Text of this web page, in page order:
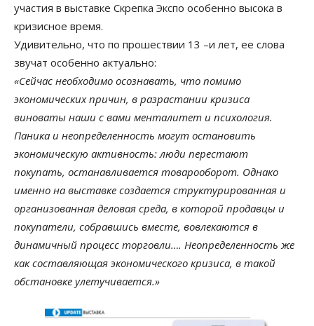
участия в выставке Скрепка Экспо особенно высока в
кризисное время.
Удивительно, что по прошествии 13 –и лет, ее cлова
звучат особенно актуально:
«Сейчас необходимо осознавать, что помимо
экономических причин, в разрастании кризиса
виноваты наши с вами менталитет и психология.
Паника и неопределенность могут остановить
экономическую активность: люди перестают
покупать, останавливается товарооборот. Однако
именно на выставке создается структурированная и
организованная деловая среда, в которой продавцы и
покупатели, собравшись вместе, вовлекаются в
динамичный процесс торговли…. Неопределенность же
как составляющая экономического кризиса, в такой
обстановке улетучивается.»